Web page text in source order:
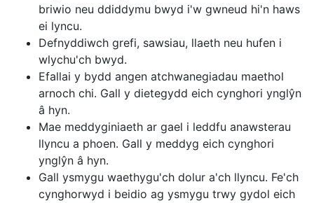
briwio neu ddiddymu bwyd i'w gwneud hi'n haws
ei lyncu.
Defnyddiwch grefi, sawsiau, llaeth neu hufen i
wlychu'ch bwyd.
Efallai y bydd angen atchwanegiadau maethol
arnoch chi. Gall y dietegydd eich cynghori ynglŷn
â hyn.
Mae meddyginiaeth ar gael i leddfu anawsterau
llyncu a phoen. Gall y meddyg eich cynghori
ynglŷn â hyn.
Gall ysmygu waethygu'ch dolur a'ch llyncu. Fe'ch
cynghorwyd i beidio ag ysmygu trwy gydol eich